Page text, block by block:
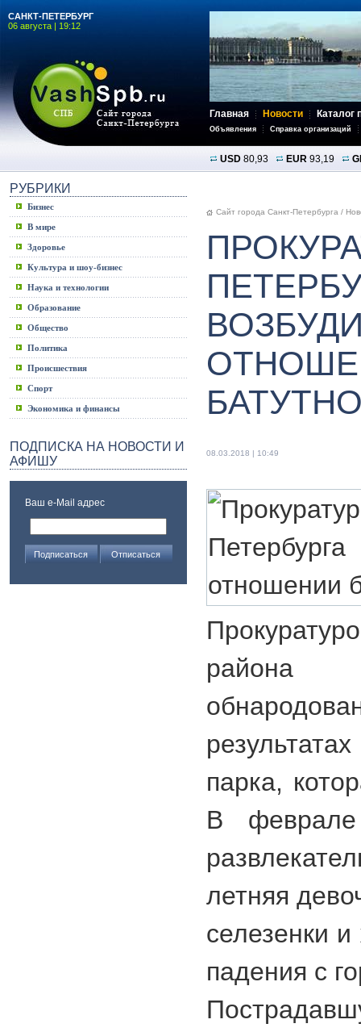
САНКТ-ПЕТЕРБУРГ
06 августа | 19:12
Главная Новости Каталог
Объявления Справка организаций
USD 80,93 EUR 93,19
РУБРИКИ
Бизнес
В мире
Здоровье
Культура и шоу-бизнес
Наука и технологии
Образование
Общество
Политика
Происшествия
Спорт
Экономика и финансы
ПОДПИСКА НА НОВОСТИ И
АФИШУ
Ваш e-Mail адрес
Сайт города Санкт-Петербурга /
08.03.2018 | 10:49
района
парка,
В
летняя
селезенки и
падения с